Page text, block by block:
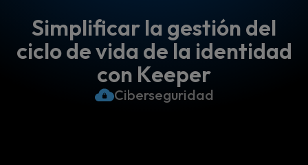
Simplificar la gestión del
ciclo de vida de la identidad
con Keeper
Ciberseguridad